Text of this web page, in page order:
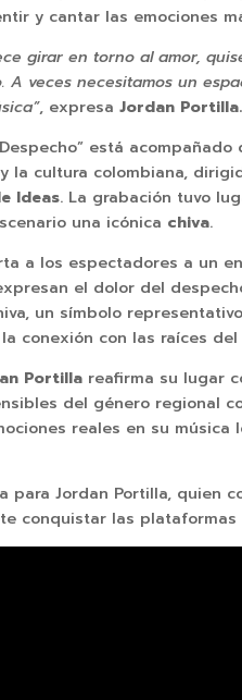
y cantar las emociones
girar en torno al amor,
A veces necesitamos un
, expresaJordan Portilla.
está
la cultura colombiana,
Ideas. La grabación tuvo
una icónica chiva.
a los espectadores a un
el dolor del
un símbolo
conexión con las raíces del
Portilla reafirma su lugar
del género regional
reales en su
para Jordan Portilla, quien
conquistar las